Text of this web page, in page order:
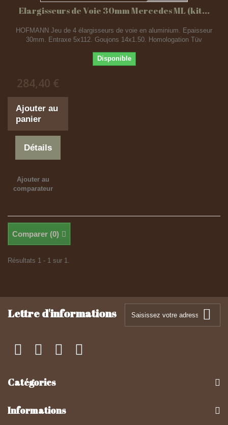
Elargisseurs de Voie 30mm Mercedes ML (kit...
HOFMANN Jeu de 4 élargisseurs de voie en aluminium. Epaisseur
30mm. Entraxe 5x112. Goujons 14x1.50. Homologation Tüv
Disponible
284,40 €
Ajouter au
panier
Détails
Ajouter au
comparateur
Comparer (0)
Résultats 1 - 1 sur 1.
Lettre d'informations
Catégories
Informations